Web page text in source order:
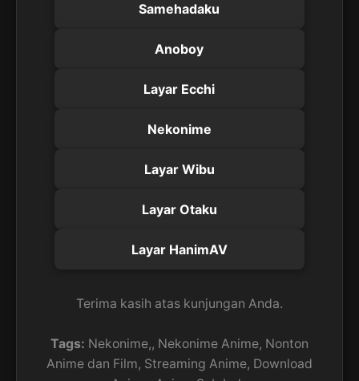
Samehadaku
Anoboy
Layar Ecchi
Nekonime
Layar Wibu
Layar Otaku
Layar HanimAV
Terima kasih atas kunjungan Anda.
Tags: Nekonime,, Nekonime Anime, Nonton
Anime dan Film, Streaming Anime, Download